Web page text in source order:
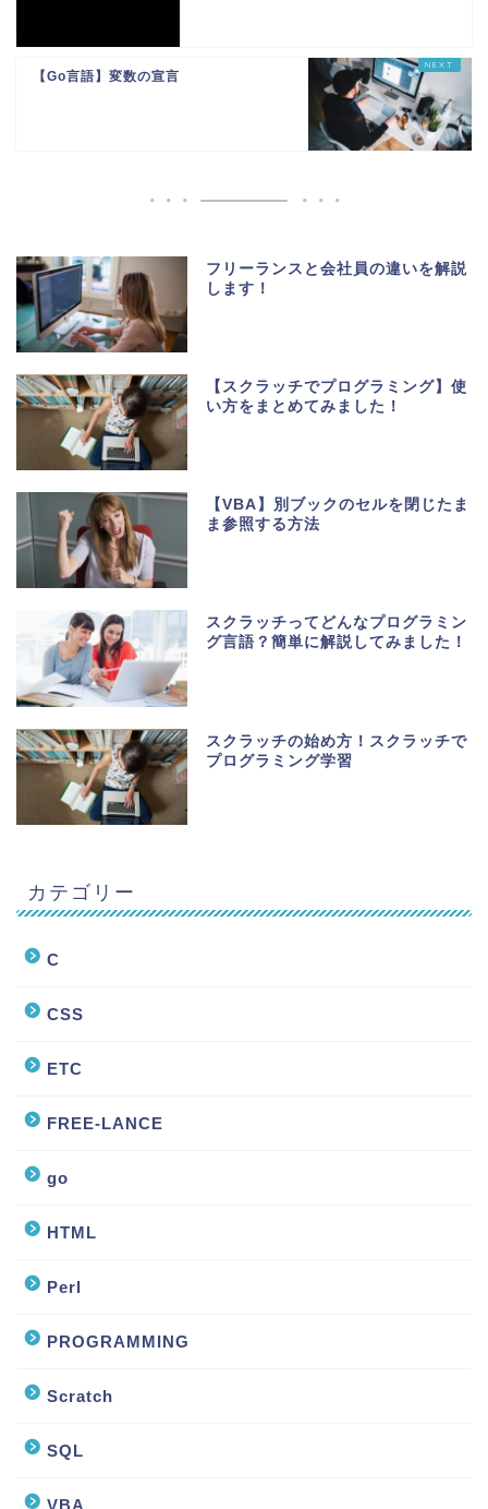
【Go言語】変数の宣言
フリーランスと会社員の違いを解説
します！
【スクラッチでプログラミング】使
い方をまとめてみました！
【VBA】別ブックのセルを閉じたま
ま参照する方法
スクラッチってどんなプログラミン
グ言語？簡単に解説してみました！
スクラッチの始め方！スクラッチで
プログラミング学習
カテゴリー
C
CSS
ETC
FREE-LANCE
go
HTML
Perl
PROGRAMMING
Scratch
SQL
VBA